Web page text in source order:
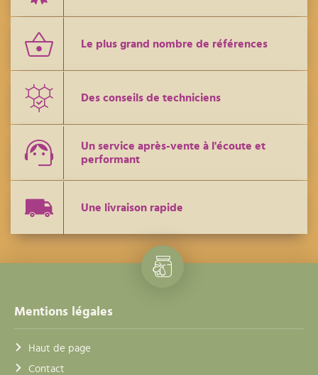
Le plus grand nombre de références
Des conseils de techniciens
Un service après-vente à l'écoute et
performant
Une livraison rapide
Mentions légales
Haut de page
Contact